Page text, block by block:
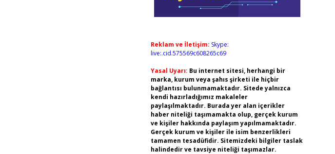
Reklam ve İletişim: Skype:
live:.cid.575569c608265c69
Yasal Uyarı: Bu internet sitesi, herhangi bir
marka, kurum veya şahıs şirketi ile hiçbir
bağlantısı bulunmamaktadır. Sitede yalnızca
kendi hazırladığımız makaleler
paylaşılmaktadır. Burada yer alan içerikler
haber niteliği taşımamakta olup, gerçek kurum
ve kişiler hakkında paylaşım yapılmamaktadır.
Gerçek kurum ve kişiler ile isim benzerlikleri
tamamen tesadüfidir. Sitemizdeki bilgiler taslak
halindedir ve tavsiye niteliği taşımazlar.